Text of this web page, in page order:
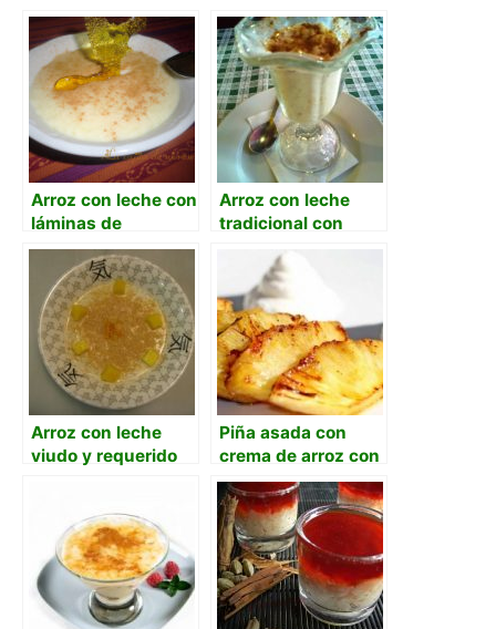
Arroz con leche con
láminas de
caramelo
Arroz con leche
tradicional con
Arroz con leche
viudo y requerido
Piña asada con
crema de arroz con
leche